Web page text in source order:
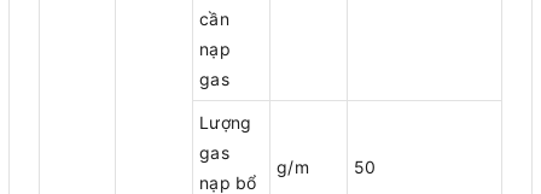
cần
nạp
gas
Lượng
gas
nạp bổ
g/m 50